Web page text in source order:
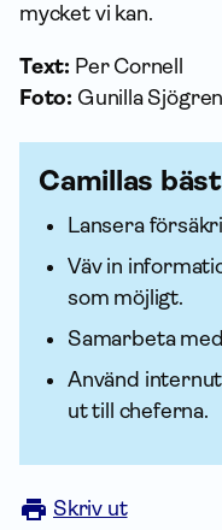
mycket vi kan.
Text: Per Cornell
Foto: Gunilla Sjögren
Camillas
Lansera
Väv in
som möjligt.
Sam­arbeta
Använd
ut till cheferna.
Skriv ut